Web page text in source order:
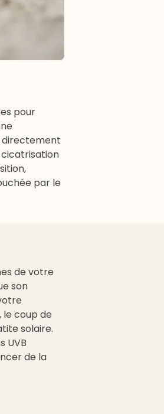
pour
directement
cicatrisation
par le
de votre
son
le coup de
solaire.
UVB
de la